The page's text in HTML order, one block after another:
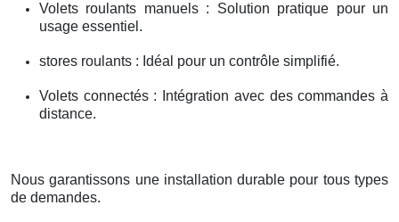
Volets roulants manuels : Solution pratique pour un
usage essentiel.
stores roulants : Idéal pour un contrôle simplifié.
Volets connectés : Intégration avec des commandes à
distance.
Nous garantissons une installation durable pour tous types
de demandes.